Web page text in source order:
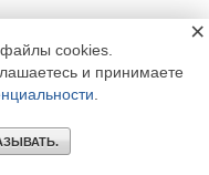
окупаемости
рассмотрение
из строя, замены и
файлы cookies.
и принимаете
×